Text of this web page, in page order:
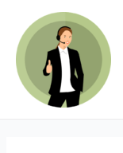
Inhalt
springen